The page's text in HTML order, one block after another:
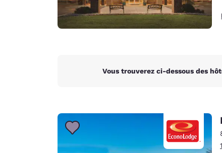
Ireland
Vous trouverez ci-dessous des